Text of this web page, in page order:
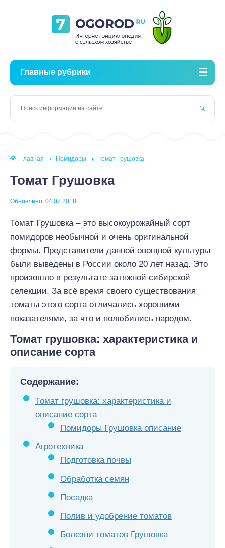
Главные рубрики
Главная Помидоры Томат Грушовка
Томат Грушовка
Обновлено: 04.07.2018
Томат Грушовка – это высокоурожайный сорт
помидоров необычной и очень оригинальной
формы. Представители данной овощной культуры
были выведены в России около 20 лет назад. Это
произошло в результате затяжной сибирской
селекции. За всё время своего существования
томаты этого сорта отличались хорошими
показателями, за что и полюбились народом.
Томат грушовка: характеристика и
описание сорта
Содержание:
Томат грушовка: характеристика и
описание сорта
Помидоры Грушовка описание
Агротехника
Подготовка почвы
Обработка семян
Посадка
Полив и удобрение томатов
Болезни томатов Грушовка